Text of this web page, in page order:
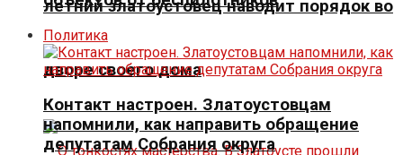
летний златоустовец наводит порядок во
дворе своего дома
Политика
Контакт настроен. Златоустовцам
напомнили, как направить обращение
депутатам Собрания округа